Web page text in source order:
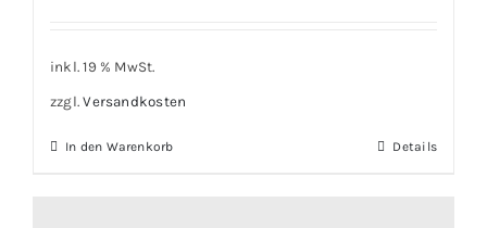
inkl. 19 % MwSt.
zzgl.Versandkosten
In den Warenkorb Details